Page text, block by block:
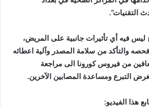
التقنيات”.
ليس فيه أي تأثيرات جانبية على المريض،
والتأكد من سلامة المصدر وآلية اعطائه
من فيروس كورونا الى مراجعة
التبرع ومساعدة المصابين الآخرين.
هذا الفيديو: